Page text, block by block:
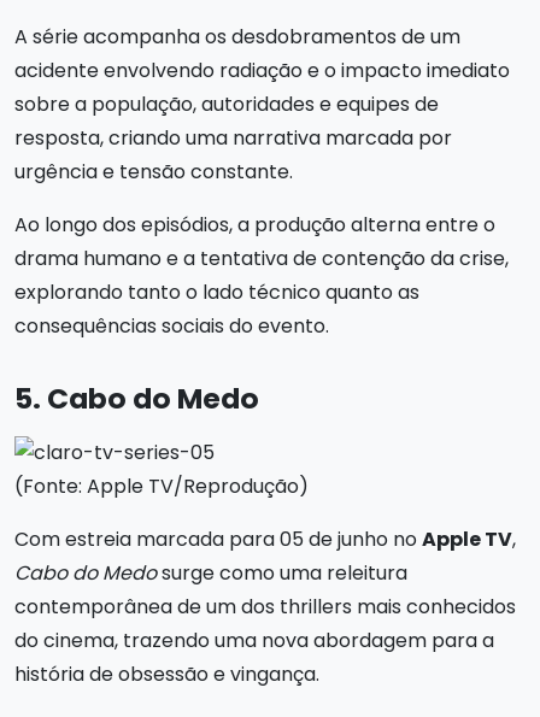
A série acompanha os desdobramentos de um
acidente envolvendo radiação e o impacto imediato
sobre a população, autoridades e equipes de
resposta, criando uma narrativa marcada por
urgência e tensão constante.
Ao longo dos episódios, a produção alterna entre o
drama humano e a tentativa de contenção da crise,
explorando tanto o lado técnico quanto as
consequências sociais do evento.
5. Cabo do Medo
(Fonte: Apple TV/Reprodução)
Com estreia marcada para 05 de junho noApple TV,
Cabo do Medosurge como uma releitura
contemporânea de um dos thrillers mais conhecidos
do cinema, trazendo uma nova abordagem para a
história de obsessão e vingança.